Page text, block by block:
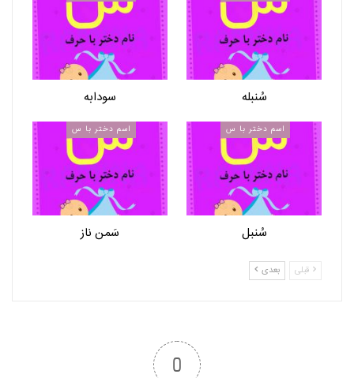
سُنبله سودابه
اسم دختر با س
سُنبل
اسم دختر با س
سَمن ناز
قبلی بعدی
0